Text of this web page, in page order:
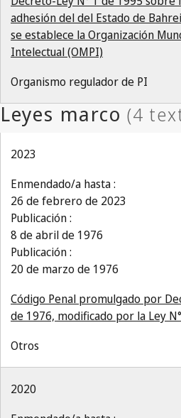
adhesión del del Estado de
se establece la Organización
Intelectual (OMPI)
Organismo regulador de PI
2023
Enmendado/a hasta :
26 de febrero de 2023
Publicación :
8 de abril de 1976
Publicación :
20 de marzo de 1976
Código Penal promulgado por
de 1976, modificado por la Ley
Otros
2020